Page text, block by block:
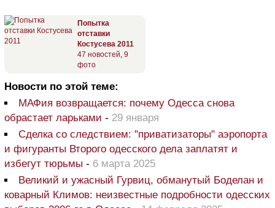
Попытка
отставки
Костусева 2011
47 новостей 9
фото
Новости по этой теме:
МАФия возвращается: почему Одесса снова
обрастает ларьками - 29 января
Сделка со следствием: "приватизаторы" аэропорта
и фигуранты Второго одесского дела заплатят и
избегут тюрьмы - 6 марта 2025
Великий и ужасный Гурвиц, обманутый Боделан и
коварный Климов: неизвестные подробности одесских